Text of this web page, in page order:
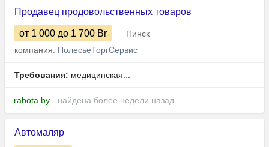
Продавец продовольственных товаров
от 1 000 до 1 700 Br
Пинск
компания: ПолесьеТоргСервис
Требования: медицинская...
rabota.by - найдена более недели назад
Автомаляр